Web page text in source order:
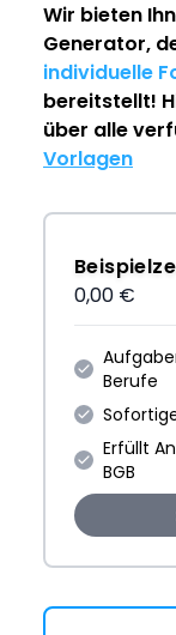
Wir bieten
Generator,
individuelle
bereitstellt!
über alle
Vorlagen
0,00 €
Berufe
Erfüllt
BGB